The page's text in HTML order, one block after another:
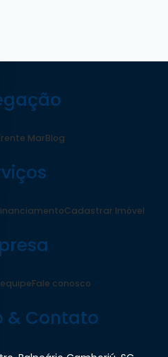
MarBlog
Cadastrar Imóvel
Fale conosco
& Contato